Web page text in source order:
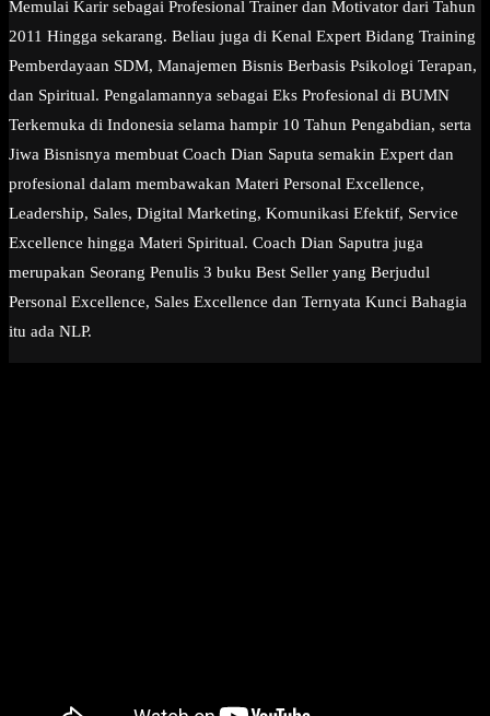
Memulai Karir sebagai Profesional Trainer dan Motivator dari Tahun
2011 Hingga sekarang. Beliau juga di Kenal Expert Bidang Training
Pemberdayaan SDM, Manajemen Bisnis Berbasis Psikologi Terapan,
dan Spiritual. Pengalamannya sebagai Eks Profesional di BUMN
Terkemuka di Indonesia selama hampir 10 Tahun Pengabdian, serta
Jiwa Bisnisnya membuat Coach Dian Saputa semakin Expert dan
profesional dalam membawakan Materi Personal Excellence,
Leadership, Sales, Digital Marketing, Komunikasi Efektif, Service
Excellence hingga Materi Spiritual. Coach Dian Saputra juga
merupakan Seorang Penulis 3 buku Best Seller yang Berjudul
Personal Excellence, Sales Excellence dan Ternyata Kunci Bahagia
itu ada NLP.